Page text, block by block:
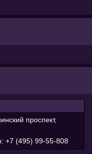
проспект,
+7 (495) 99-55-808